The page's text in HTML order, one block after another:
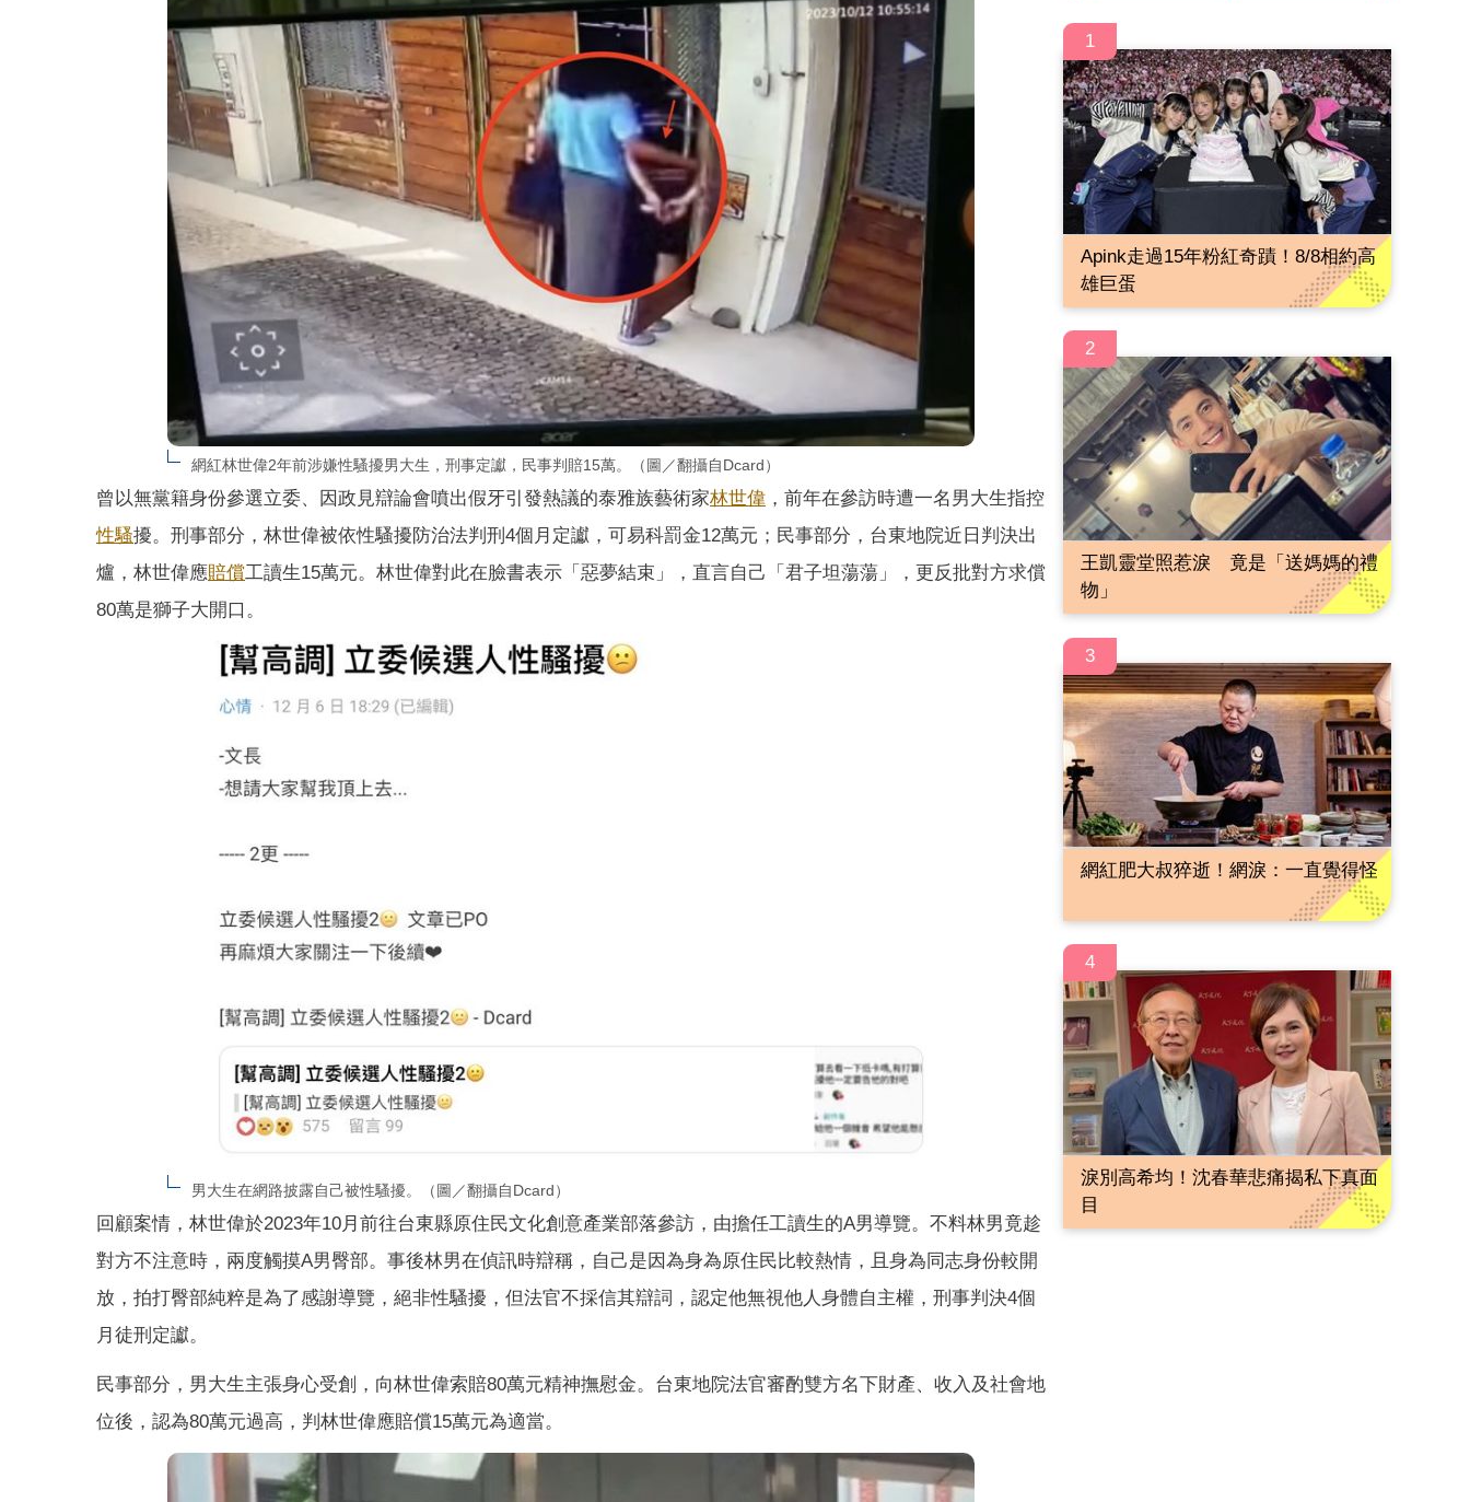
網紅林世偉2年前涉嫌性騷擾男大生，刑事定讞，民事判賠15萬。（圖／翻攝自Dcard）
曾以無黨籍身份參選立委、因政見辯論會噴出假牙引發熱議的泰雅族藝術家林世偉 ，前年在參訪時遭一名男大生指控
性騷擾。刑事部分，林世偉被依性騷擾防治法判刑4個月定讞，可易科罰金12萬元；民事部分，台東地院近日判決出
爐，林世偉應賠償工讀生15萬元。林世偉對此在臉書表示「惡夢結束」，直言自己「君子坦蕩蕩」，更反批對方求償
80萬是獅子大開口。
男大生在網路披露自己被性騷擾。（圖／翻攝自Dcard）
回顧案情，林世偉於2023年10月前往台東縣原住民文化創意產業部落參訪，由擔任工讀生的A男導覽。不料林男竟趁
對方不注意時，兩度觸摸A男臀部。事後林男在偵訊時辯稱，自己是因為身為原住民比較熱情，且身為同志身份較開
放，拍打臀部純粹是為了感謝導覽，絕非性騷擾，但法官不採信其辯詞，認定他無視他人身體自主權，刑事判決4個
月徒刑定讞。
民事部分，男大生主張身心受創，向林世偉索賠80萬元精神撫慰金。台東地院法官審酌雙方名下財產、收入及社會地
位後，認為80萬元過高，判林世偉應賠償15萬元為適當。
1
Apink走過15年粉紅奇蹟！8/8相約高
雄巨蛋
2
王凱靈堂照惹淚 竟是「送媽媽的禮
物」
3
網紅肥大叔猝逝！網淚：一直覺得怪
4
淚別高希均！沈春華悲痛揭私下真面
目